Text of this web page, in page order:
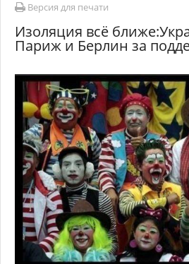
Версия для печати
Изоляция всё
Париж и Берлин за